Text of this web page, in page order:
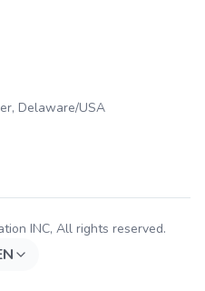
Delaware/USA
INC, All rights reserved.